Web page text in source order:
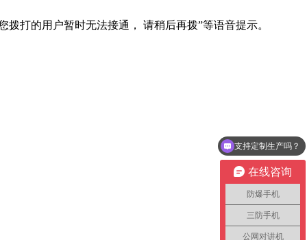
打的用户暂时无法接通， 请稍后再拨”等语音提示。
在线咨询
防爆手机
三防手机
公网对讲机
支持定制生产吗？